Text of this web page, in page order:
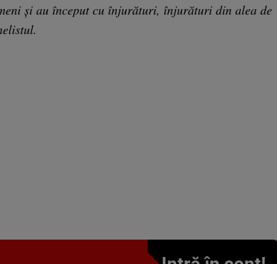
și au început cu înjurături, înjurături din alea de